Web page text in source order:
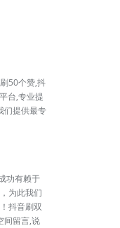
50个赞,抖
台,专业提
们提供最专
功有赖于
为此我们
抖音刷双
间留言,说